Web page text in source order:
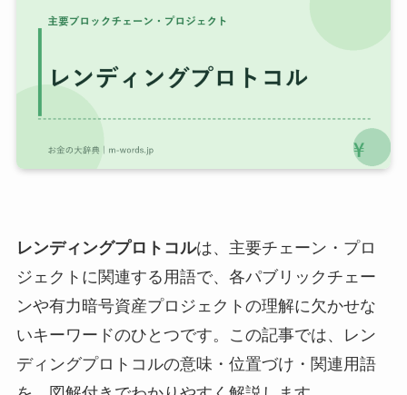
レンディングプロトコルは、主要チェーン・プロ
ジェクトに関連する用語で、各パブリックチェー
ンや有力暗号資産プロジェクトの理解に欠かせな
いキーワードのひとつです。この記事では、レン
ディングプロトコルの意味・位置づけ・関連用語